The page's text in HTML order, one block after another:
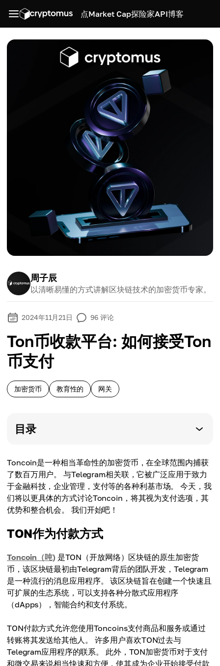
点Market Cap探险家API博客
周子辰
以清晰易懂的方式讲解区块链技术的加密货币专家。
2024年11月21日 96 评论
Ton币收款平台: 如何接受Ton
币支付
加密货币 教育性的 网关
目录
Toncoin是一种相当革命性的加密货币，在全球范围内捕获
了数百万用户。 与Telegram相关联，它被广泛应用于致力
于金融科技，企业管理，支付等的各种利基市场。 今天，我
们将以更具体的方式讨论Toncoin，将其视为支付选项，其
优势和整合机会。 我们开始吧！
TON作为付款方式
Toncoin（吨) 是TON（开放网络）区块链的原生加密货
币，该区块链最初由Telegram背后的团队开发，Telegram
是一种流行的消息应用程序。 该区块链旨在创建一个快速且
可扩展的生态系统，可以支持各种分散式应用程序
（dApps），智能合约和支付系统。
TON付款方式允许您使用Toncoins支付商品和服务或通过
转账将其发送给其他人。 许多用户喜欢TON过去与
Telegram应用程序的联系。 此外，TON加密货币对于支付
和微交易来说相当快速和方便，使其成为企业开始接受付款